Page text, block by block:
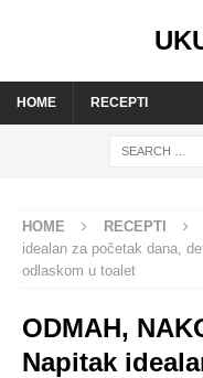
HOME RECEPTI
HOME RECEPTI
idealan za početak dana,
odlaskom u toalet
ODMAH,
Napitak